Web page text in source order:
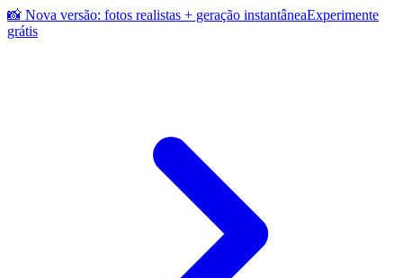
📸 Nova versão: fotos realistas + geração instantâneaExperimente
grátis